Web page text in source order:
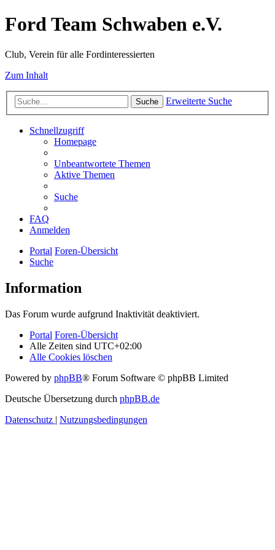
Ford Team Schwaben e.V.
Club, Verein für alle Fordinteressierten
Zum Inhalt
Suche Erweiterte Suche
Schnellzugriff
Homepage
Unbeantwortete Themen
Aktive Themen
Suche
FAQ
Anmelden
Portal Foren-Übersicht
Suche
Information
Das Forum wurde aufgrund Inaktivität deaktiviert.
Portal Foren-Übersicht
Alle Zeiten sind UTC+02:00
Alle Cookies löschen
Powered by phpBB® Forum Software © phpBB Limited
Deutsche Übersetzung durch phpBB.de
Datenschutz | Nutzungsbedingungen